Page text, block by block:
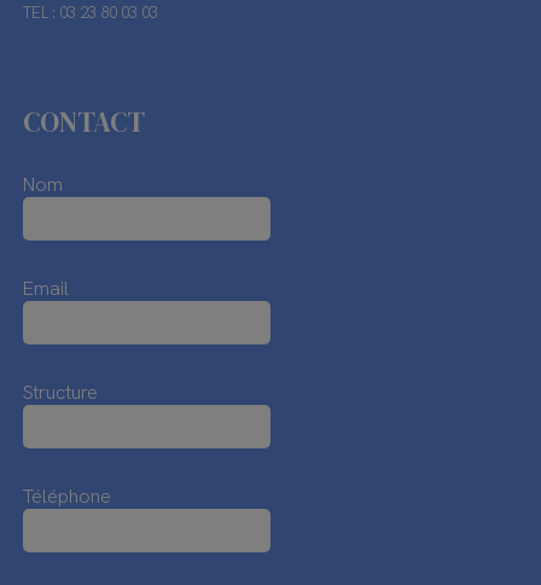
TEL : 03 23 80 03 03
CONTACT
Nom
Email
Structure
Téléphone